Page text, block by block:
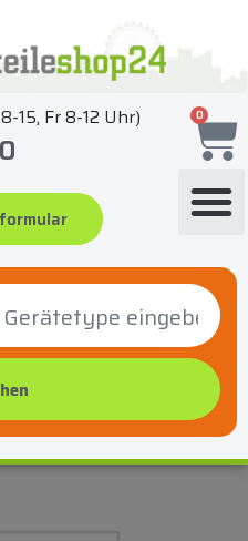
15, Fr 8-12 Uhr) 0